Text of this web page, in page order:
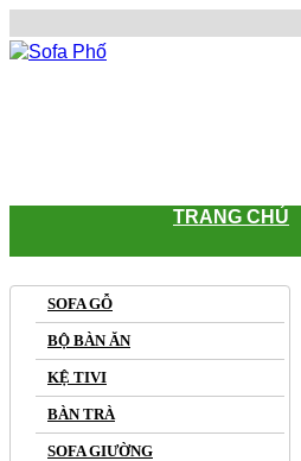
TRANG CHỦ
SOFA GỖ
BỘ BÀN ĂN
KỆ TIVI
BÀN TRÀ
SOFA GIƯỜNG